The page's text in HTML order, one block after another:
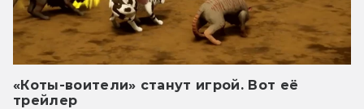
«Коты-воители» станут игрой. Вот её
трейлер